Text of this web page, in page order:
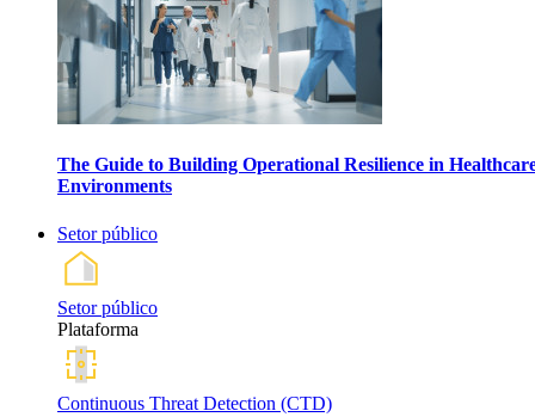
The Guide to Building Operational Resilience in
Environments
Setor público
Setor público
Plataforma
Continuous Threat Detection (CTD)